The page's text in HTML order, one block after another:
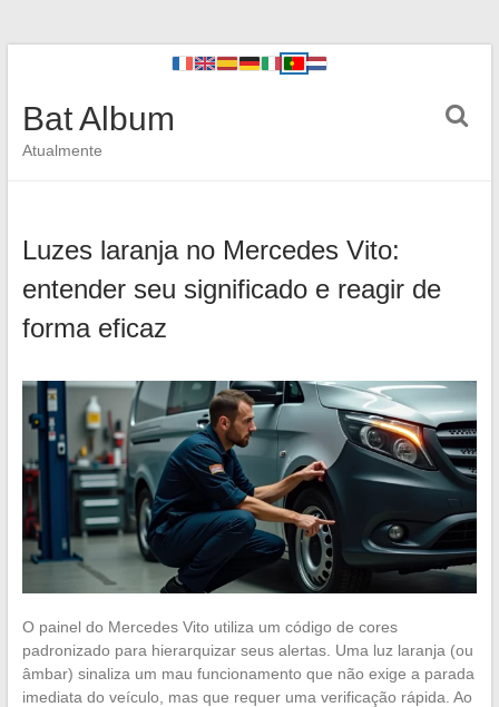
Bat Album
Atualmente
Luzes laranja no Mercedes Vito:
entender seu significado e reagir de
forma eficaz
O painel do Mercedes Vito utiliza um código de cores
padronizado para hierarquizar seus alertas. Uma luz laranja (ou
âmbar) sinaliza um mau funcionamento que não exige a parada
imediata do veículo, mas que requer uma verificação rápida. Ao